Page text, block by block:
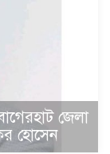
জেলা
হোসেন